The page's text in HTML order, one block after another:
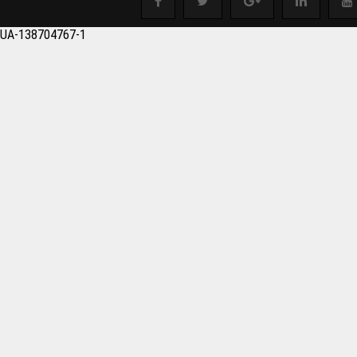
salonu Boşaltmak
UA-138704767-1